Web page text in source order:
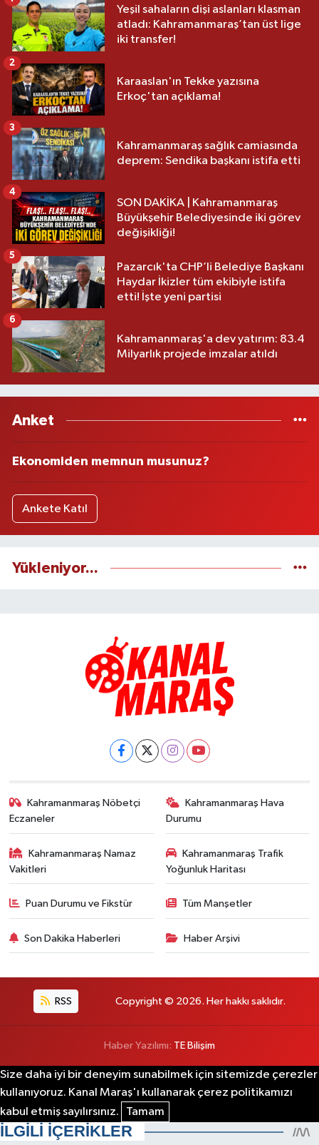
Yeşil sahaların dişi aslanları klasman
atladı: Kahramanmaraş’tan üst lige
iki transfer!
Karaaslan'ın Tekke yazısına
Erkoç'tan açıklama!
2
Kahramanmaraş sağlık camiasında
deprem: Sendika başkanı istifa etti
3
SON DAKİKA | Kahramanmaraş
Büyükşehir Belediyesinde iki görev
değişikliği!
4
Pazarcık'ta CHP’li Belediye Başkanı
Haydar İkizler tüm ekibiyle istifa
etti! İşte yeni partisi
5
Kahramanmaraş'a dev yatırım: 83.4
Milyarlık projede imzalar atıldı
6
Anket
Ekonomiden memnun musunuz?
Ankete Katıl
Yükleniyor...
Kahramanmaraş Nöbetçi
Eczaneler
Kahramanmaraş Hava
Durumu
Kahramanmaraş Namaz
Vakitleri
Kahramanmaraş Trafik
Yoğunluk Haritası
Puan Durumu ve Fikstür Tüm Manşetler
Son Dakika Haberleri Haber Arşivi
RSS Copyright © 2026. Her hakkı saklıdır.
Haber Yazılımı: TE Bilişim
Size daha iyi bir deneyim sunabilmek için sitemizde çerezler
kullanıyoruz. Kanal Maraş'ı kullanarak çerez politikamızı
kabul etmiş sayılırsınız.
Tamam